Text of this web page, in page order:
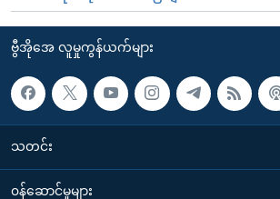
ဗွီအိုအေ လူမှုကွန်ယက်များ
သတင်း
၀န်ဆောင်မှုများ